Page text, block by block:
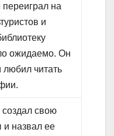
на
и
ожидаемо. Он
читать
свою
и назвал ее